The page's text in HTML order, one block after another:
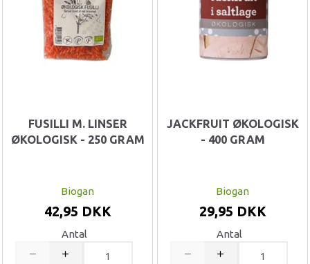
FUSILLI M. LINSER
ØKOLOGISK - 250 GRAM
Biogan
42,95 DKK
Antal
JACKFRUIT ØKOLOGISK
- 400 GRAM
Biogan
29,95 DKK
Antal